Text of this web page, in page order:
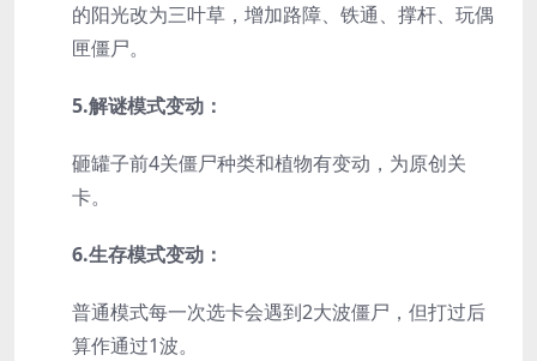
的阳光改为三叶草，增加路障、铁通、撑杆、玩偶
匣僵尸。
5.解谜模式变动：
砸罐子前4关僵尸种类和植物有变动，为原创关
卡。
6.生存模式变动：
普通模式每一次选卡会遇到2大波僵尸，但打过后
算作通过1波。